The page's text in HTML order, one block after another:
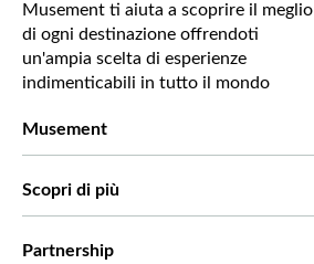
Musement ti aiuta a scoprire il meglio
di ogni destinazione offrendoti
un'ampia scelta di esperienze
indimenticabili in tutto il mondo
Musement
Scopri di più
Partnership